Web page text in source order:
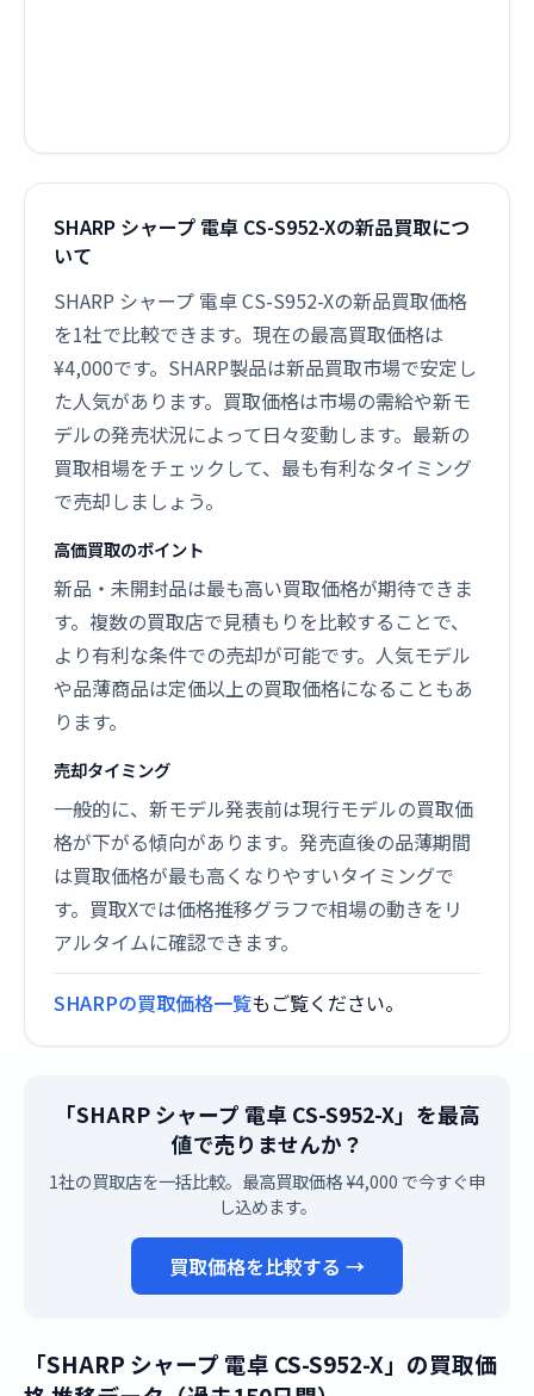
SHARP シャープ 電卓 CS-S952-Xの新品買取につ
いて
SHARP シャープ 電卓 CS-S952-Xの新品買取価格
を1社で比較できます。現在の最高買取価格は
¥4,000です。SHARP製品は新品買取市場で安定し
た人気があります。買取価格は市場の需給や新モ
デルの発売状況によって日々変動します。最新の
買取相場をチェックして、最も有利なタイミング
で売却しましょう。
高価買取のポイント
新品・未開封品は最も高い買取価格が期待できま
す。複数の買取店で見積もりを比較することで、
より有利な条件での売却が可能です。人気モデル
や品薄商品は定価以上の買取価格になることもあ
ります。
売却タイミング
一般的に、新モデル発表前は現行モデルの買取価
格が下がる傾向があります。発売直後の品薄期間
は買取価格が最も高くなりやすいタイミングで
す。買取Xでは価格推移グラフで相場の動きをリ
アルタイムに確認できます。
SHARPの買取価格一覧もご覧ください。
「SHARP シャープ 電卓 CS-S952-X」を最高
値で売りませんか？
1社の買取店を一括比較。最高買取価格 ¥4,000 で今すぐ申
し込めます。
買取価格を比較する →
「SHARP シャープ 電卓 CS-S952-X」の買取価